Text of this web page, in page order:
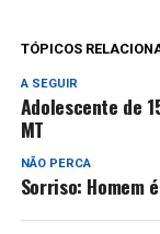
TÓPICOS
A SEGUIR
Adolescente de
MT
NÃO PERCA
Sorriso: Homem